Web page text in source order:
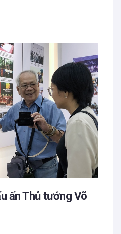
ấn Thủ tướng Võ